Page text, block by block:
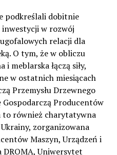
podkreślali dobitnie
inwestycji w rozwój
relacji dla
O tym, że w obliczu
meblarska łączą siły,
w ostatnich miesiącach
Przemysłu Drzewnego
Producentów
to również charytatywna
zorganizowana
Maszyn, Urządzeń i
Uniwersytet